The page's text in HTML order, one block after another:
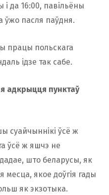
да 16:00, павільёны
ўжо пасля паўдня.
працы польскага
ідзе так сабе.
адкрыцця пунктаў
суайчыннікі ўсё ж
ўсё ж яшчэ не
што беларусы, як
месца, якое доўгія гады
як экзотыка.